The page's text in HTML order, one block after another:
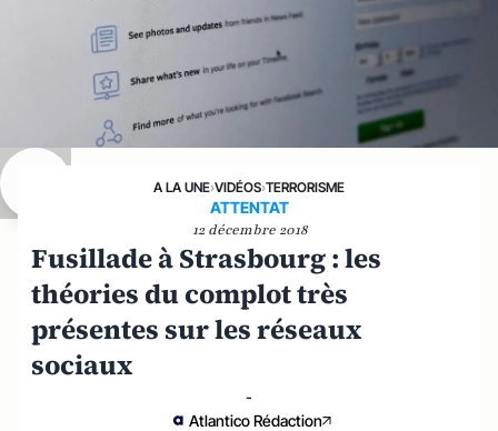
A LA UNE›VIDÉOS›TERRORISME
ATTENTAT
12 décembre 2018
Fusillade à Strasbourg : les
théories du complot très
présentes sur les réseaux
sociaux
-
Atlantico Rédaction